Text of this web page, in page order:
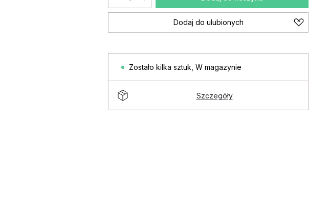
Dodaj do ulubionych
Zostało kilka sztuk W magazynie
Szczegóły